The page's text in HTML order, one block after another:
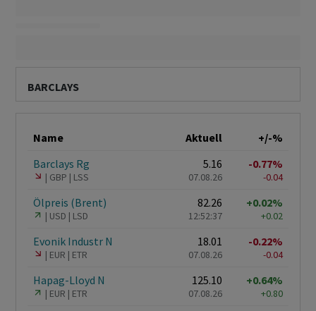
BARCLAYS
Name Aktuell
+/-%
Barclays Rg
GBP LSS
5.16
07.08.26
-0.77%
-0.04
Ölpreis (Brent)
USD LSD
82.26
12:52:37
+0.02%
+0.02
Evonik Industr N
EUR ETR
18.01
07.08.26
-0.22%
-0.04
Hapag-Lloyd N
EUR ETR
125.10
07.08.26
+0.64%
+0.80